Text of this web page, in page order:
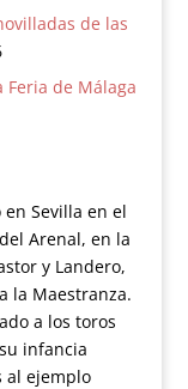
de las
de Málaga
en Sevilla en el
Arenal, en la
y Landero,
la Maestranza.
a los toros
infancia
al ejemplo